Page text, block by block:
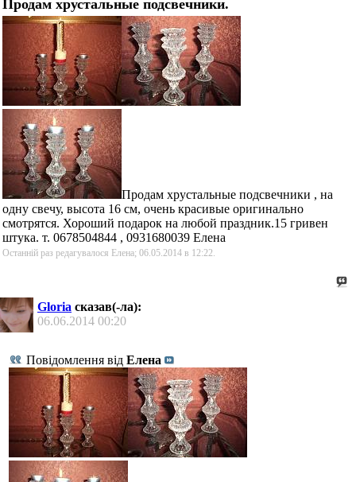
Продам хрустальные подсвечники.
Продам хрустальные подсвечники , на
одну свечу, высота 16 см, очень красивые оригинально
смотрятся. Хороший подарок на любой праздник.15 гривен
штука. т. 0678504844 , 0931680039 Елена
Останній раз редагувалося Елена; 06.05.2014 в 12:22.
Gloria сказав(-ла):
06.06.2014 00:20
Повідомлення від Елена